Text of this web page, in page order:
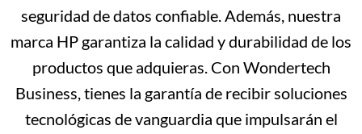
seguridad de datos confiable. Además, nuestra
marca HP garantiza la calidad y durabilidad de los
productos que adquieras. Con Wondertech
Business, tienes la garantía de recibir soluciones
tecnológicas de vanguardia que impulsarán el